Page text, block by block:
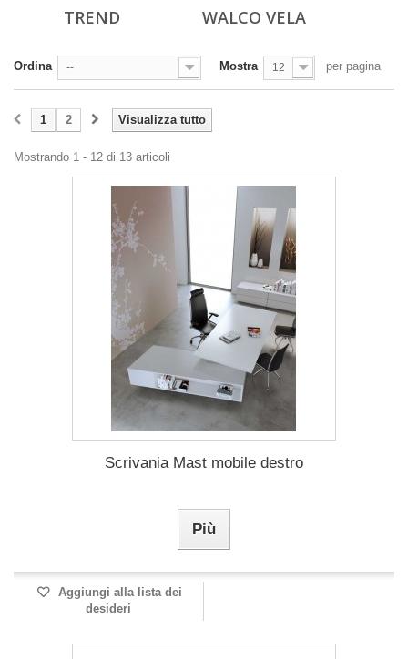
TREND WALCO VELA
Ordina -- Mostra 12 per pagina
Visualizza tutto
1 2
Mostrando 1 - 12 di 13 articoli
Scrivania Mast mobile destro
Più
Aggiungi alla lista dei
desideri